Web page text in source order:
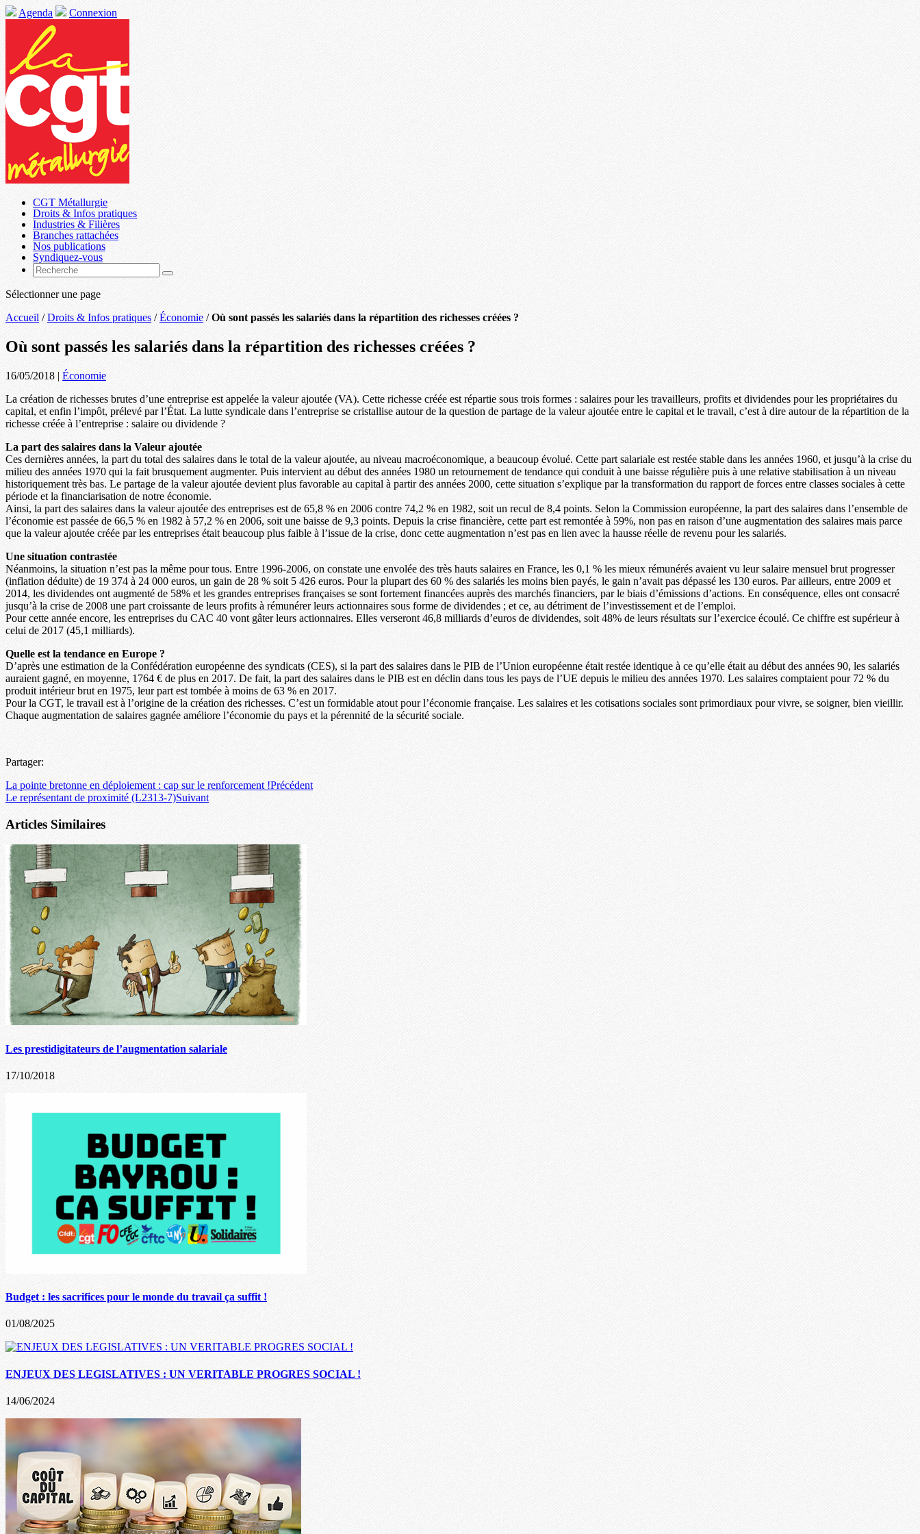
Agenda Connexion
CGT Métallurgie
Droits & Infos pratiques
Industries & Filières
Branches rattachées
Nos publications
Syndiquez-vous
Sélectionner une page
Accueil /Droits & Infos pratiques /Économie /Où sont passés les salariés dans la répartition des richesses créées ?
Où sont passés les salariés dans la répartition des richesses créées ?
16/05/2018 | Économie
La création de richesses brutes d’une entreprise est appelée la valeur ajoutée (VA). Cette richesse créée est répartie sous trois formes : salaires pour les travailleurs, profits et dividendes pour les propriétaires du
capital, et enfin l’impôt, prélevé par l’État. La lutte syndicale dans l’entreprise se cristallise autour de la question de partage de la valeur ajoutée entre le capital et le travail, c’est à dire autour de la répartition de la
richesse créée à l’entreprise : salaire ou dividende ?
La part des salaires dans la Valeur ajoutée
Ces dernières années, la part du total des salaires dans le total de la valeur ajoutée, au niveau macroéconomique, a beaucoup évolué. Cette part salariale est restée stable dans les années 1960, et jusqu’à la crise du
milieu des années 1970 qui la fait brusquement augmenter. Puis intervient au début des années 1980 un retournement de tendance qui conduit à une baisse régulière puis à une relative stabilisation à un niveau
historiquement très bas. Le partage de la valeur ajoutée devient plus favorable au capital à partir des années 2000, cette situation s’explique par la transformation du rapport de forces entre classes sociales à cette
période et la financiarisation de notre économie.
Ainsi, la part des salaires dans la valeur ajoutée des entreprises est de 65,8 % en 2006 contre 74,2 % en 1982, soit un recul de 8,4 points. Selon la Commission européenne, la part des salaires dans l’ensemble de
l’économie est passée de 66,5 % en 1982 à 57,2 % en 2006, soit une baisse de 9,3 points. Depuis la crise financière, cette part est remontée à 59%, non pas en raison d’une augmentation des salaires mais parce
que la valeur ajoutée créée par les entreprises était beaucoup plus faible à l’issue de la crise, donc cette augmentation n’est pas en lien avec la hausse réelle de revenu pour les salariés.
Une situation contrastée
Néanmoins, la situation n’est pas la même pour tous. Entre 1996-2006, on constate une envolée des très hauts salaires en France, les 0,1 % les mieux rémunérés avaient vu leur salaire mensuel brut progresser
(inflation déduite) de 19 374 à 24 000 euros, un gain de 28 % soit 5 426 euros. Pour la plupart des 60 % des salariés les moins bien payés, le gain n’avait pas dépassé les 130 euros. Par ailleurs, entre 2009 et
2014, les dividendes ont augmenté de 58% et les grandes entreprises françaises se sont fortement financées auprès des marchés financiers, par le biais d’émissions d’actions. En conséquence, elles ont consacré
jusqu’à la crise de 2008 une part croissante de leurs profits à rémunérer leurs actionnaires sous forme de dividendes ; et ce, au détriment de l’investissement et de l’emploi.
Pour cette année encore, les entreprises du CAC 40 vont gâter leurs actionnaires. Elles verseront 46,8 milliards d’euros de dividendes, soit 48% de leurs résultats sur l’exercice écoulé. Ce chiffre est supérieur à
celui de 2017 (45,1 milliards).
Quelle est la tendance en Europe ?
D’après une estimation de la Confédération européenne des syndicats (CES), si la part des salaires dans le PIB de l’Union européenne était restée identique à ce qu’elle était au début des années 90, les salariés
auraient gagné, en moyenne, 1764 € de plus en 2017. De fait, la part des salaires dans le PIB est en déclin dans tous les pays de l’UE depuis le milieu des années 1970. Les salaires comptaient pour 72 % du
produit intérieur brut en 1975, leur part est tombée à moins de 63 % en 2017.
Pour la CGT, le travail est à l’origine de la création des richesses. C’est un formidable atout pour l’économie française. Les salaires et les cotisations sociales sont primordiaux pour vivre, se soigner, bien vieillir.
Chaque augmentation de salaires gagnée améliore l’économie du pays et la pérennité de la sécurité sociale.
Partager:
La pointe bretonne en déploiement : cap sur le renforcement !Précédent
Le représentant de proximité (L2313-7)Suivant
Articles Similaires
Les prestidigitateurs de l’augmentation salariale
17/10/2018
Budget : les sacrifices pour le monde du travail ça suffit !
01/08/2025
ENJEUX DES LEGISLATIVES : UN VERITABLE PROGRES SOCIAL !
14/06/2024